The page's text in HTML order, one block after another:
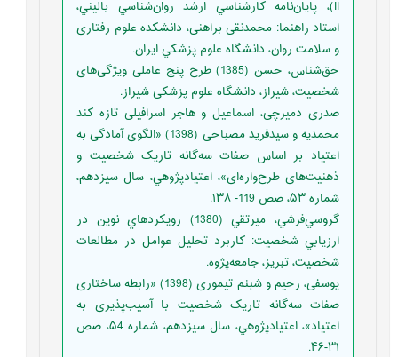
II)، پايان‌نامه کارشناسي ارشد روان‌شناسي باليني،
استاد راهنما: محمدنقی براهنی، دانشکده علوم رفتاری
و سلامت روان، دانشگاه علوم پزشکي ايران.
حق‌شناس، حسن (1385) طرح پنج عاملی ویژگی‌های
شخصیت، شیراز، دانشگاه علوم پزشکی شیراز.
صدری دمیرچی، اسماعیل و هاجر اسرافیلی تازه کند
محمدیه و سیدفرید مصباحی (1398) «الگوی آمادگی به
اعتیاد بر اساس صفات سه‌گانه تاریک شخصیت و
ذهنیت‌های طرح‌واره‌ای»، اعتيادپژوهي، سال سیزدهم،
شماره ۵۳، صص 119- ۱۳۸.
گروسي‌فرشي، ميرتقي (1380) رويکردهاي نوين در
ارزيابي شخصيت: کاربرد تحليل عوامل در مطالعات
شخصيت، تبريز، جامعه‌پژوه.
یوسفی، رحیم و شبنم تیموری (1398) «رابطه ساختاری
صفات سه‌گانه تاریک شخصیت با آسیب‌پذیری به
اعتیاد»، اعتيادپژوهي، سال سیزدهم، شماره ۵4، صص
۳۱-۴۶.